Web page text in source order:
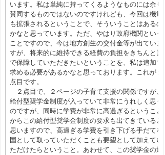
います。私は単純に持ってくるようなものには余り
賛同するものではないのですけれども、今回は機能
も拡張されるということで、そういうことはあるの
かなと思っています。ただ、やはり政府機関という
ことですので、今は地方創生の交付金等が出ていま
すが、将来的に維持できる経費の負担をきちんと国
で保障していただきたいということを、私は追加で
求める必要があるかなと思っております。これが１
点目です。
２点目で、２ページの子育て支援の関係ですが、
給付型奨学金制度が入っていて非常にうれしく思う
のですが、同時に学費が非常に高過ぎるということ
からこの給付型奨学金制度の要求も出てきていると
思いますので、高過ぎる学費を引き下げる手だてを
国として取っていただくことも要望として加えてい
ただけたらということ。あわせて、この奨学金の返